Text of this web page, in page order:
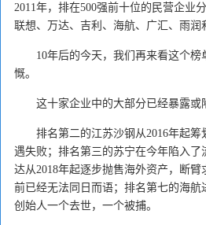
2011年，排在500强前十位的民营企业
联想、万达、吉利、海航、广汇、雨润
10年后的今天，我们再来看这个榜
慨。
这十家企业中的大部分已经暴露或
排名第二的江苏沙钢从2016年起筹
遇失败；排名第三的苏宁在今年陷入了
达从2018年起逐步抛售海外资产，断
前已经无法同日而语；排名第七的海
创始人一个去世，一个被捕。